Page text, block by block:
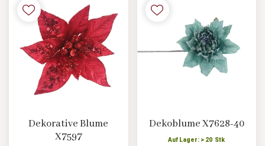
Dekorative Blume
X7597
Dekoblume X7628-40
Auf Lager: > 20 Stk